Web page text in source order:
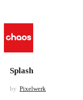
Splash
by Pixelwerk